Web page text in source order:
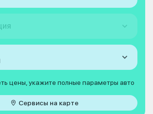
цены, укажите полные параметры авто
Сервисы на карте